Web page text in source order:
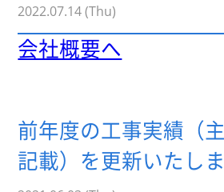
2022.07.14 (Thu)
会社概要へ
前年度の工事実績（
記載）を更新いたしま